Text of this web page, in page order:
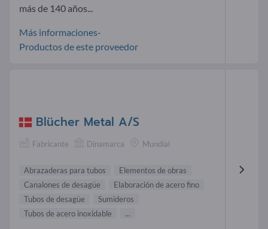
más de 140 años...
Más informaciones-
Productos de este proveedor
Blücher Metal A/S
Fabricante Dinamarca Mundial
Abrazaderas para tubos
Elementos de obras
Canalones de desagüe
Elaboración de acero fino
Tubos de desagüe
Sumideros
Tubos de acero inoxidable
...